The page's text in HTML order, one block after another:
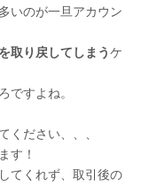
いのが一旦アカウン
取り戻してしまうケ
ですよね。
ください、、、
す！
てくれず、取引後の